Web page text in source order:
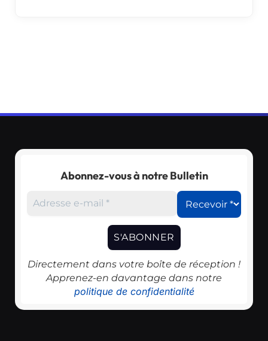
Abonnez-vous à notre Bulletin
Directement dans votre boîte de réception !
Apprenez-en davantage dans notre
politique de confidentialité